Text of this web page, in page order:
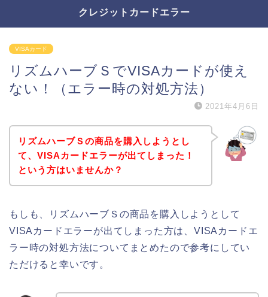
クレジットカードエラー
VISAカード
リズムハーブＳでVISAカードが使え
ない！（エラー時の対処方法）
2021年4月6日
リズムハーブＳの商品を購入しようとし
て、VISAカードエラーが出てしまった！
という方はいませんか？
もしも、リズムハーブＳの商品を購入しようとして
VISAカードエラーが出てしまった方は、VISAカードエ
ラー時の対処方法についてまとめたので参考にしてい
ただけると幸いです。